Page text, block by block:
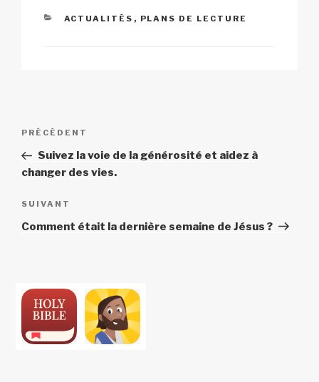
CATÉGORIES
ACTUALITÉS , PLANS DE LECTURE
Navigation
l’article
Article
précédent
PRÉCÉDENT
Suivez la voie de la générosité et aidez à
changer des vies.
Article
suivant
SUIVANT
Comment était la dernière semaine de Jésus ?